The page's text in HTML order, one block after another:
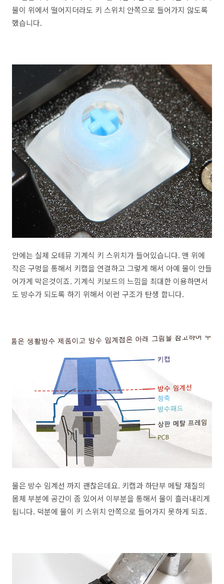
물이 위에서 떨어지더라도 키 스위치 안쪽으로 들어가지 않도록
했습니다.
안에는 실제 오테뮤 기계식 키 스위치가 들어있습니다. 맨 위에
작은 구멍을 통해서 키캡을 연결하고 그렇게 해서 아예 물이 안들
어가게 막은것이죠. 기계식 키보드의 느낌을 최대한 이용하면서
도 방수가 되도록 하기 위해서 이런 구조가 탄생 합니다.
물은 방수 임계선 까지 괜찮은데요. 키캡과 하단부 메탈 재질의
몸체 부분에 공간이 좀 있어서 이부분을 통해서 물이 흘러내리게
됩니다. 덕분에 물이 키 스위치 안쪽으로 들어가지 못하게 되죠.